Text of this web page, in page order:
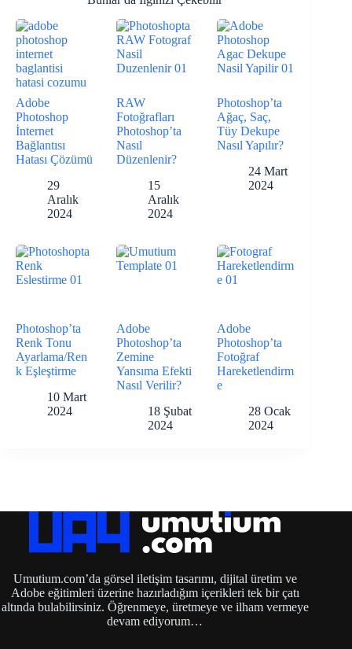
Adobe
Photoshop
İnternet
Bağlantısı
Hatası Çözümü
29
Aralık
2024
RAW
Fotoğrafları
Photoshop’ta
Nasıl
Düzenlenir?
15
Aralık
2024
Photoshop’ta
Ağaç, Saç,
Tüy Dekupe
Nasıl Yapılır?
24 Mart
2024
Photoshop’ta
Renk Tonu
Ayarlama/Ren
k Eşleştirme
10 Mart
2024
Adobe
Photoshop’ta
Zemine
Yansıma Efekti
Nasıl Verilir?
18 Şubat
2024
Adobe
Photoshop’ta
Fotoğraf
Hareketlendirm
e
28 Ocak
2024
Umutium.com’da görsel iletişim tasarımı, dijital üretim ve
Adobe eğitimleri üzerine hazırladığım içerikleri tek bir çatı
altında bulabilirsiniz. Öğrenmeye, üretmeye ve ilham vermeye
devam ediyorum…